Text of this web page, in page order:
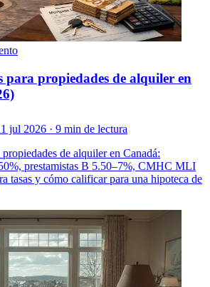
para propiedades de alquiler en
jul 2026 · 9 min de lectura
de alquiler en Canadá:
prestamistas B 5.50–7%, CMHC MLI
tasas y cómo calificar para una hipoteca de